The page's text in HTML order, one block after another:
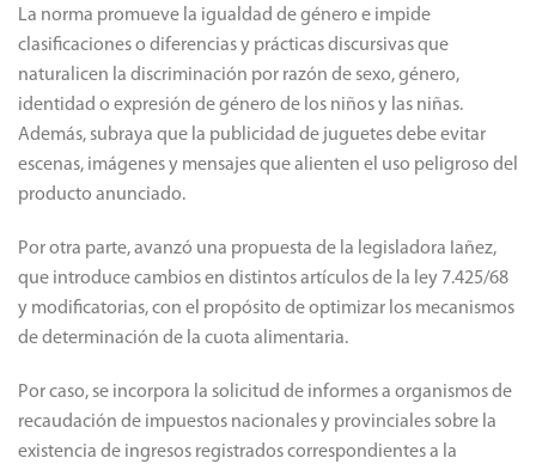
La norma promueve la igualdad de género e impide
clasificaciones o diferencias y prácticas discursivas que
naturalicen la discriminación por razón de sexo, género,
identidad o expresión de género de los niños y las niñas.
Además, subraya que la publicidad de juguetes debe evitar
escenas, imágenes y mensajes que alienten el uso peligroso del
producto anunciado.
Por otra parte, avanzó una propuesta de la legisladora Iañez,
que introduce cambios en distintos artículos de la ley 7.425/68
y modificatorias, con el propósito de optimizar los mecanismos
de determinación de la cuota alimentaria.
Por caso, se incorpora la solicitud de informes a organismos de
recaudación de impuestos nacionales y provinciales sobre la
existencia de ingresos registrados correspondientes a la